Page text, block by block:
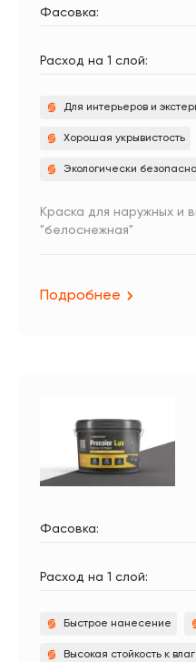
Фасовка:
Расход на 1 слой:
Для интерьеров и
Хорошая укрывистость
Экологически безопасна
Краска для наружных и
"белоснежная"
Подробнее
Фасовка:
Расход на 1 слой:
Быстрое нанесение
Высокая стойкость к